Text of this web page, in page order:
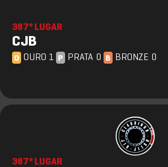
387º LUGAR
CJB
O OURO 1 P PRATA 0 B BRONZE 0
387º LUGAR